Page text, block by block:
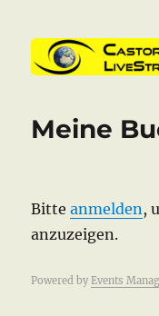
Meine
Bitteanmelden,
anzuzeigen.
Powered byEvents